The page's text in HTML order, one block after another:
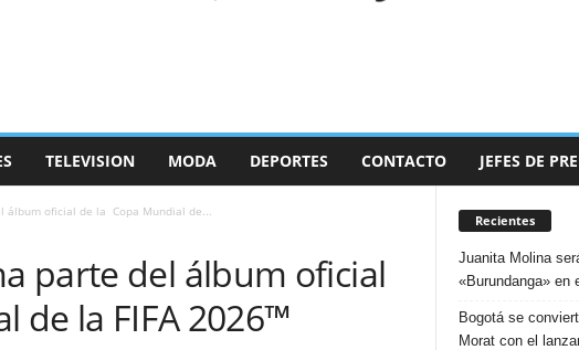
TELEVISION MODA DEPORTES CONTACTO JEFES DE
álbum oficial de la Copa Mundial de...
parte del álbum oficial
de la FIFA 2026™
Recientes
Juanita Molina
«Burundanga» en
Bogotá se
Morat con el